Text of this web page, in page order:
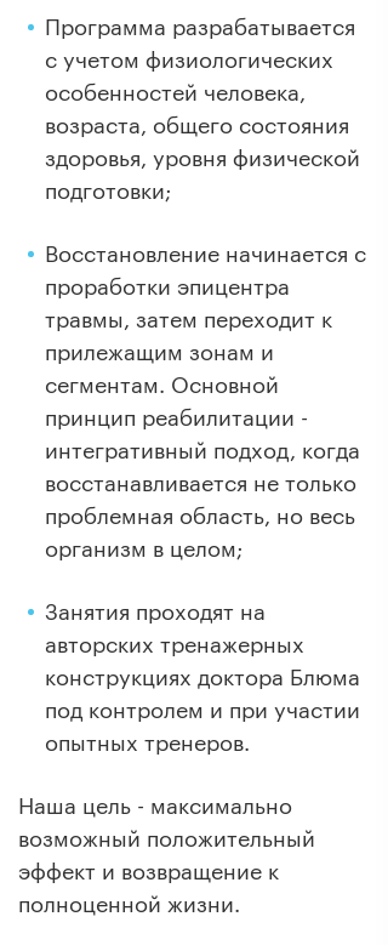
Программа разрабатывается
с учетом физиологических
особенностей человека,
возраста, общего состояния
здоровья, уровня физической
подготовки;
Восстановление начинается с
проработки эпицентра
травмы, затем переходит к
прилежащим зонам и
сегментам. Основной
принцип реабилитации -
интегративный подход, когда
восстанавливается не только
проблемная область, но весь
организм в целом;
Занятия проходят на
авторских тренажерных
конструкциях доктора Блюма
под контролем и при участии
опытных тренеров.
Наша цель - максимально
возможный положительный
эффект и возвращение к
полноценной жизни.